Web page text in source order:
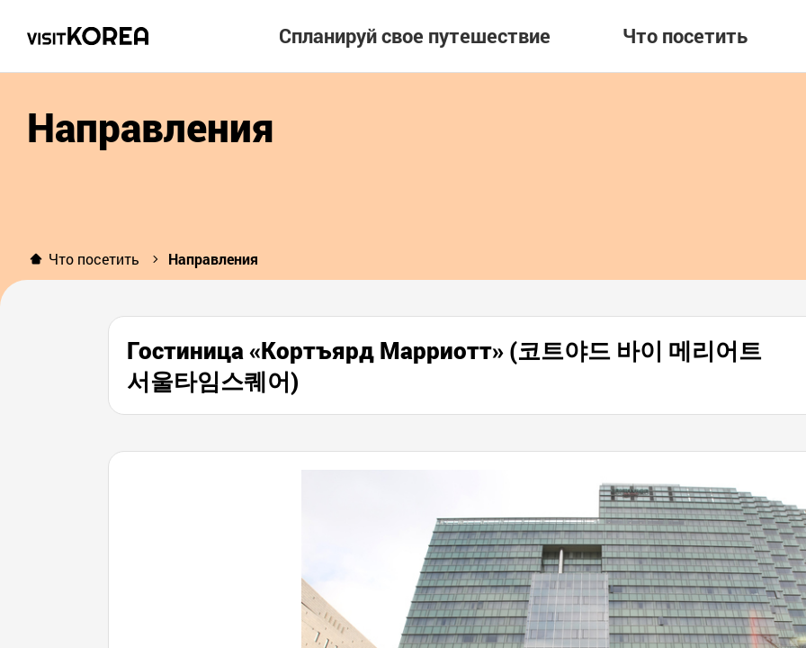
Спланируй свое путешествие Что посетить
Направления
Что посетить Направления
Гостиница «Кортъярд Марриотт» (코트야드 바이 메리어트
서울타임스퀘어)